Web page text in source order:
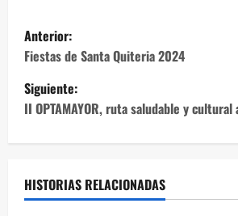
N
a
v
a
Anterior:
Fiestas de Santa Quiteria 2024
Siguiente:
II OPTAMAYOR, ruta saludable y cultural
HISTORIAS RELACIONADAS